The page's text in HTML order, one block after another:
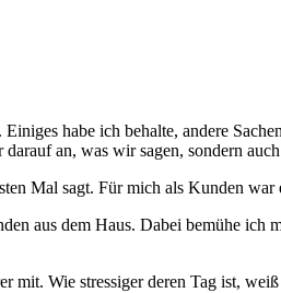
habe ich behalte, andere
an, was wir sagen, sondern
Mal sagt. Für mich als Kunden war
aus dem Haus. Dabei bemühe ich
mit. Wie stressiger deren Tag ist,